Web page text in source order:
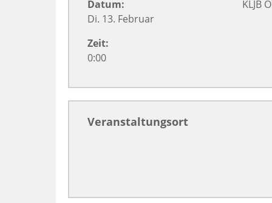
Datum:
Di. 13. Februar
Zeit:
0:00
KLJB
Veranstaltungsort